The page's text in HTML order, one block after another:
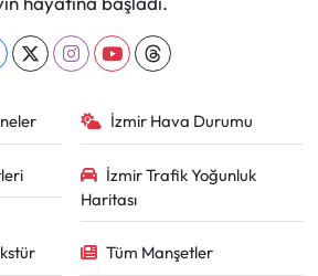
İzmir Hava Durumu
İzmir Trafik Yoğunluk
Haritası
Tüm Manşetler